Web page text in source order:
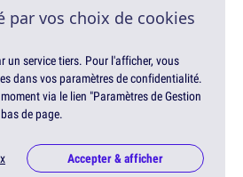
par vos choix de cookies
un service tiers. Pour l'afficher, vous
dans vos paramètres de confidentialité.
via le lien "Paramètres de Gestion
de page.
Accepter & afficher